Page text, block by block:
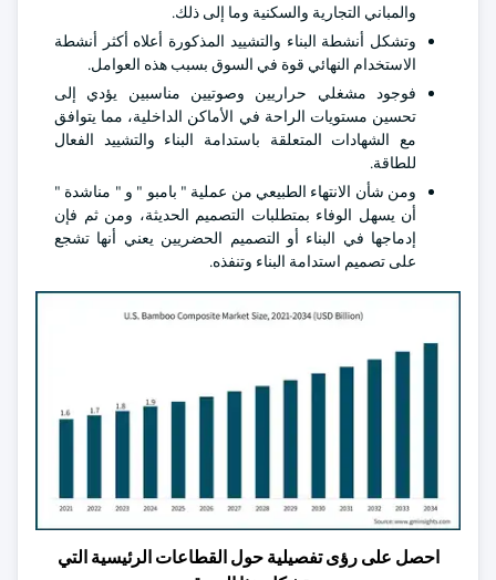
والمباني التجارية والسكنية وما إلى ذلك.
وتشكل أنشطة البناء والتشييد المذكورة أعلاه أكثر أنشطة
الاستخدام النهائي قوة في السوق بسبب هذه العوامل.
فوجود مشغلي حراريين وصوتيين مناسبين يؤدي إلى
تحسين مستويات الراحة في الأماكن الداخلية، مما يتوافق
مع الشهادات المتعلقة باستدامة البناء والتشييد الفعال
للطاقة.
ومن شأن الانتهاء الطبيعي من عملية " بامبو " و " مناشدة "
أن يسهل الوفاء بمتطلبات التصميم الحديثة، ومن ثم فإن
إدماجها في البناء أو التصميم الحضريين يعني أنها تشجع
على تصميم استدامة البناء وتنفذه.
احصل على رؤى تفصيلية حول القطاعات الرئيسية التي